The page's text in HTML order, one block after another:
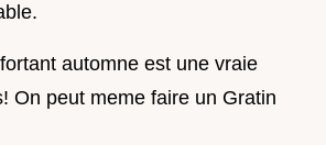
automne est une vraie
On peut meme faire un Gratin